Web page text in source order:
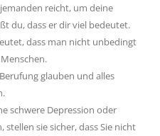
reicht, um deine
du, dass er dir viel bedeutet.
dass man nicht unbedingt
glauben und alles
schwere Depression oder
sie sicher, dass Sie nicht